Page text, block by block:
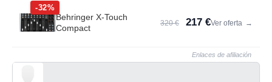
-32%
Behringer X-Touch
Compact
320 € 217 €Ver oferta →
Enlaces de afiliación